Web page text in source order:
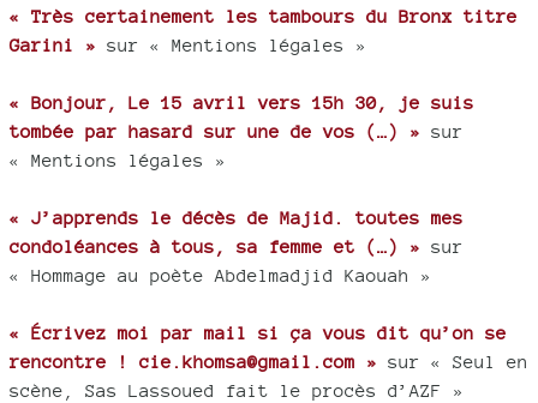
« Très certainement les tambours du Bronx titre
Garini » sur « Mentions légales »
« Bonjour, Le 15 avril vers 15h 30, je suis
tombée par hasard sur une de vos (…) » sur
« Mentions légales »
« J’apprends le décès de Majid. toutes mes
condoléances à tous, sa femme et (…) » sur
« Hommage au poète Abdelmadjid Kaouah »
« Écrivez moi par mail si ça vous dit qu’on se
rencontre ! cie.khomsa@gmail.com » sur « Seul en
scène, Sas Lassoued fait le procès d’AZF »